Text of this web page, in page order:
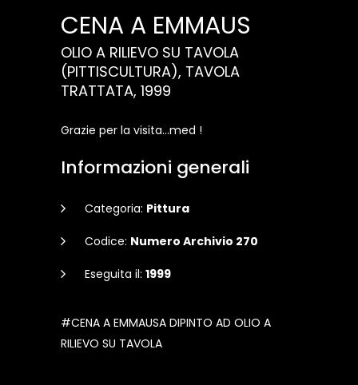
CENA A EMMAUS
OLIO A RILIEVO SU TAVOLA
(PITTISCULTURA), TAVOLA
TRATTATA, 1999
Grazie per la visita...med !
Informazioni generali
Categoria: Pittura
Codice: Numero Archivio 270
Eseguita il: 1999
#CENA A EMMAUSA DIPINTO AD OLIO A
RILIEVO SU TAVOLA